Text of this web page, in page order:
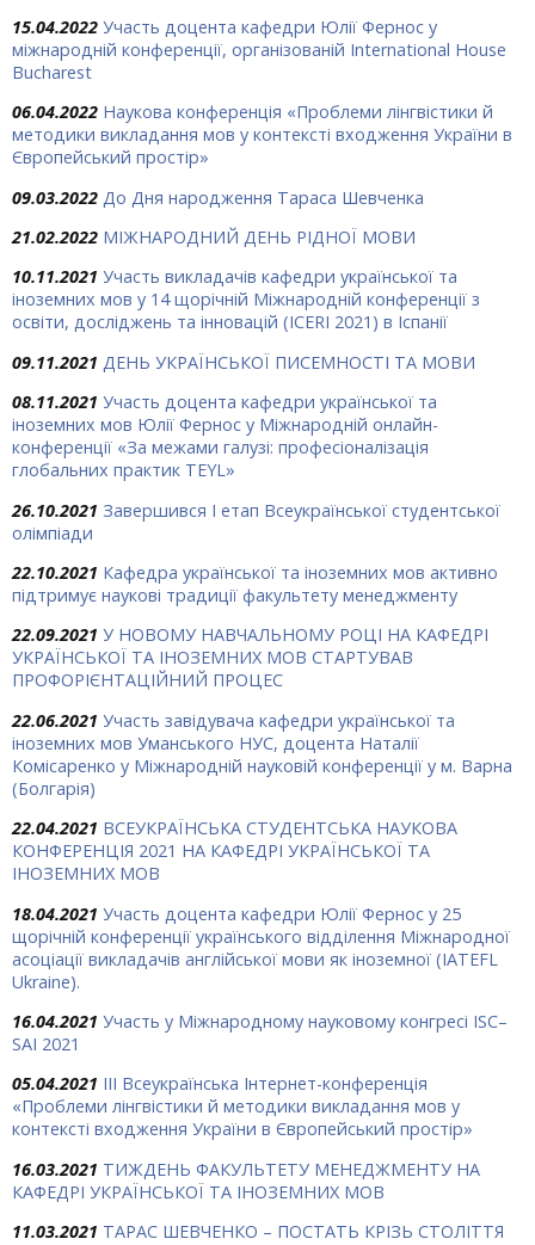
15.04.2022 Участь доцента кафедри Юлії Фернос у
міжнародній конференції, організованій International House
Bucharest
06.04.2022 Наукова конференція «Проблеми лінгвістики й
методики викладання мов у контексті входження України в
Європейський простір»
09.03.2022 До Дня народження Тараса Шевченка
21.02.2022 МІЖНАРОДНИЙ ДЕНЬ РІДНОЇ МОВИ
10.11.2021 Участь викладачів кафедри української та
іноземних мов у 14 щорічній Міжнародній конференції з
освіти, досліджень та інновацій (ICERI 2021) в Іспанії
09.11.2021 ДЕНЬ УКРАЇНСЬКОЇ ПИСЕМНОСТІ ТА МОВИ
08.11.2021 Участь доцента кафедри української та
іноземних мов Юлії Фернос у Міжнародній онлайн-
конференції «За межами галузі: професіоналізація
глобальних практик TEYL»
26.10.2021 Завершився І етап Всеукраїнської студентської
олімпіади
22.10.2021 Кафедра української та іноземних мов активно
підтримує наукові традиції факультету менеджменту
22.09.2021 У НОВОМУ НАВЧАЛЬНОМУ РОЦІ НА КАФЕДРІ
УКРАЇНСЬКОЇ ТА ІНОЗЕМНИХ МОВ СТАРТУВАВ
ПРОФОРІЄНТАЦІЙНИЙ ПРОЦЕС
22.06.2021 Участь завідувача кафедри української та
іноземних мов Уманського НУС, доцента Наталії
Комісаренко у Міжнародній науковій конференції у м. Варна
(Болгарія)
22.04.2021 ВСЕУКРАЇНСЬКА СТУДЕНТСЬКА НАУКОВА
КОНФЕРЕНЦІЯ 2021 НА КАФЕДРІ УКРАЇНСЬКОЇ ТА
ІНОЗЕМНИХ МОВ
18.04.2021 Участь доцента кафедри Юлії Фернос у 25
щорічній конференції українського відділення Міжнародної
асоціації викладачів англійської мови як іноземної (IATEFL
Ukraine).
16.04.2021 Участь у Міжнародному науковому конгресі ISC–
SAI 2021
05.04.2021 IІІ Всеукраїнська Інтернет-конференція
«Проблеми лінгвістики й методики викладання мов у
контексті входження України в Європейський простір»
16.03.2021 ТИЖДЕНЬ ФАКУЛЬТЕТУ МЕНЕДЖМЕНТУ НА
КАФЕДРІ УКРАЇНСЬКОЇ ТА ІНОЗЕМНИХ МОВ
11.03.2021 ТАРАС ШЕВЧЕНКО – ПОСТАТЬ КРІЗЬ СТОЛІТТЯ